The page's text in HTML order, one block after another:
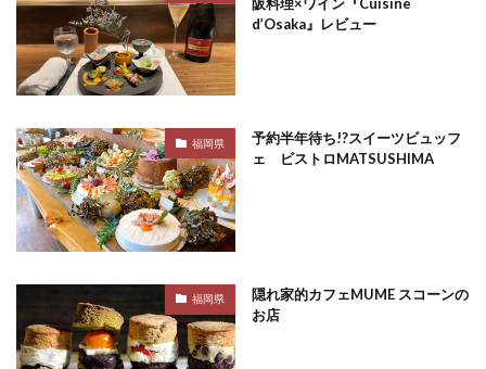
d’Osaka』レビュー
福岡県
予約半年待ち!?スイーツビュッフ
ェ ビストロMATSUSHIMA
福岡県
隠れ家的カフェMUME スコーンの
お店